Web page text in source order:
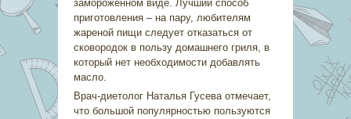
замороженном виде. Лучший способ
приготовления – на пару, любителям
жареной пищи следует отказаться от
сковородок в пользу домашнего гриля, в
который нет необходимости добавлять
масло.
Врач-диетолог Наталья Гусева отмечает,
что большой популярностью пользуются